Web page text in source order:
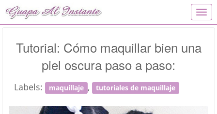
T
o
l
Tutorial: Cómo maquillar bien una
piel oscura paso a paso:
Labels: maquillaje , tutoriales de maquillaje